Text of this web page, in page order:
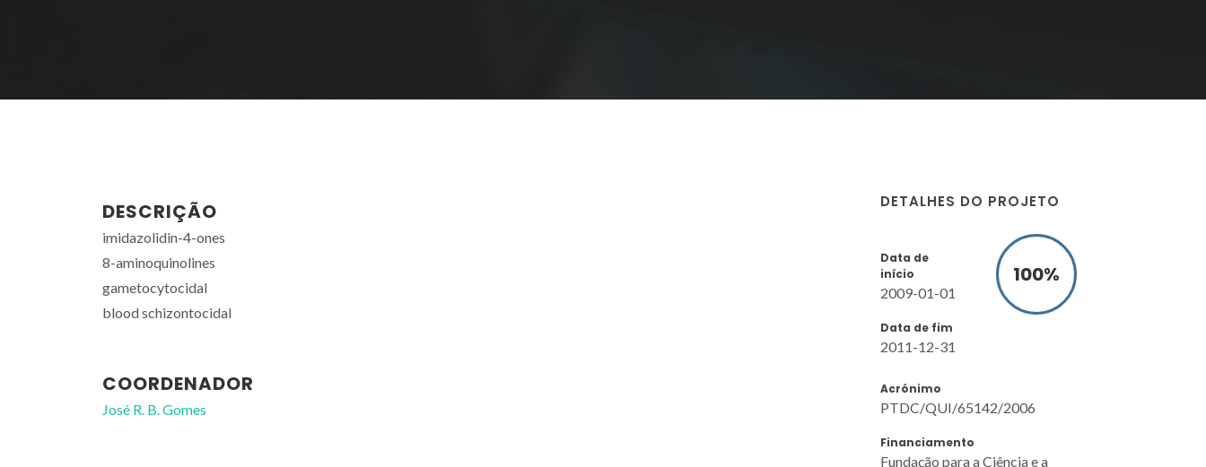
DETALHES DO PROJETO
Data de
início
2009-01-01
Data de fim
2011-12-31
100%
Acrónimo
PTDC/QUI/65142/2006
Financiamento
Fundação para a Ciência e a
DESCRIÇÃO
imidazolidin-4-ones
8-aminoquinolines
gametocytocidal
blood schizontocidal
COORDENADOR
José R. B. Gomes